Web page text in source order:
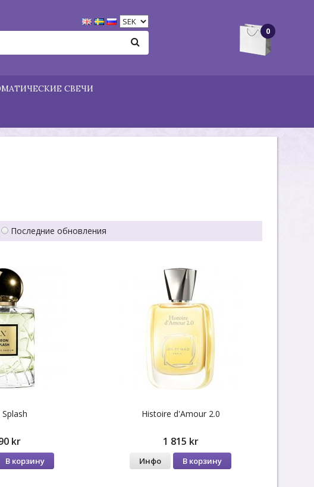
0
СВЕЧИ
Последние обновления
kr
В корзину
Histoire d'Amour 2.0
1 815 kr
Инфо В корзину